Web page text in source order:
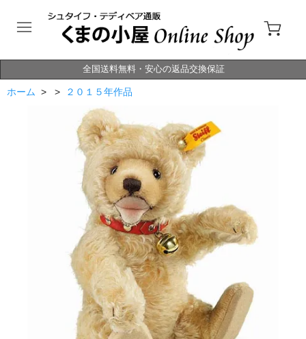
全国送料無料・安心の返品交換保証
ホーム > > ２０１５年作品